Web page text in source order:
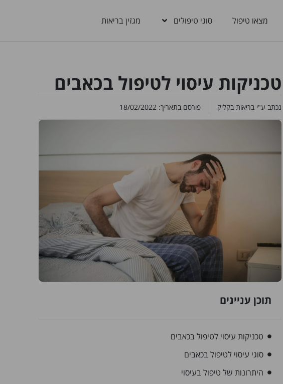
מצאו טיפול סוגי טיפולים מגזין בריאות
טכניקות עיסוי לטיפול בכאבים
נכתב ע"י בריאות בקליק פורסם בתאריך: 18/02/2022
תוכן עניינים
טכניקות עיסוי לטיפול בכאבים
סוגי עיסוי לטיפול בכאבים
היתרונות של טיפול בעיסוי